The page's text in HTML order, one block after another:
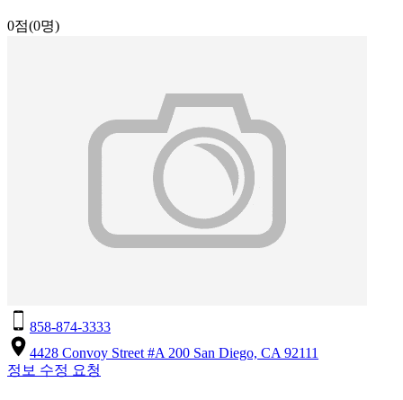
0점(0명)
858-874-3333
4428 Convoy Street #A 200 San Diego, CA 92111
정보 수정 요청